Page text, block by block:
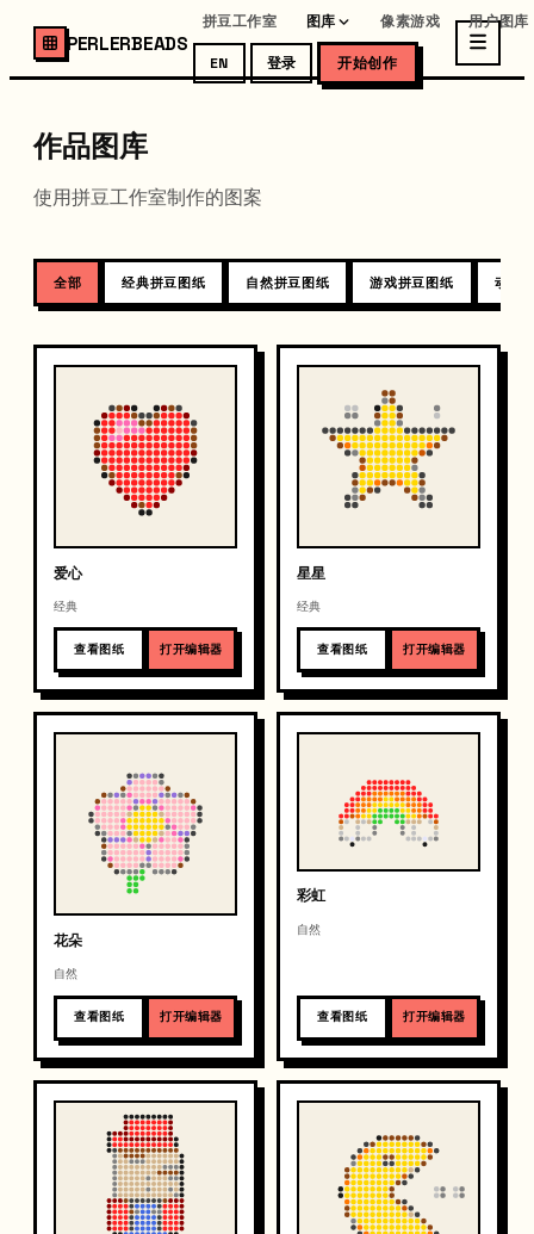
PERLERBEADS
拼豆工作室 图库 像素游戏 用户图库
EN 登录 开始创作
作品图库
使用拼豆工作室制作的图案
全部 经典拼豆图纸 自然拼豆图纸 游戏拼豆图纸 动物
爱心
经典
查看图纸 打开编辑器
星星
经典
查看图纸 打开编辑器
花朵
自然
查看图纸 打开编辑器
彩虹
自然
查看图纸 打开编辑器